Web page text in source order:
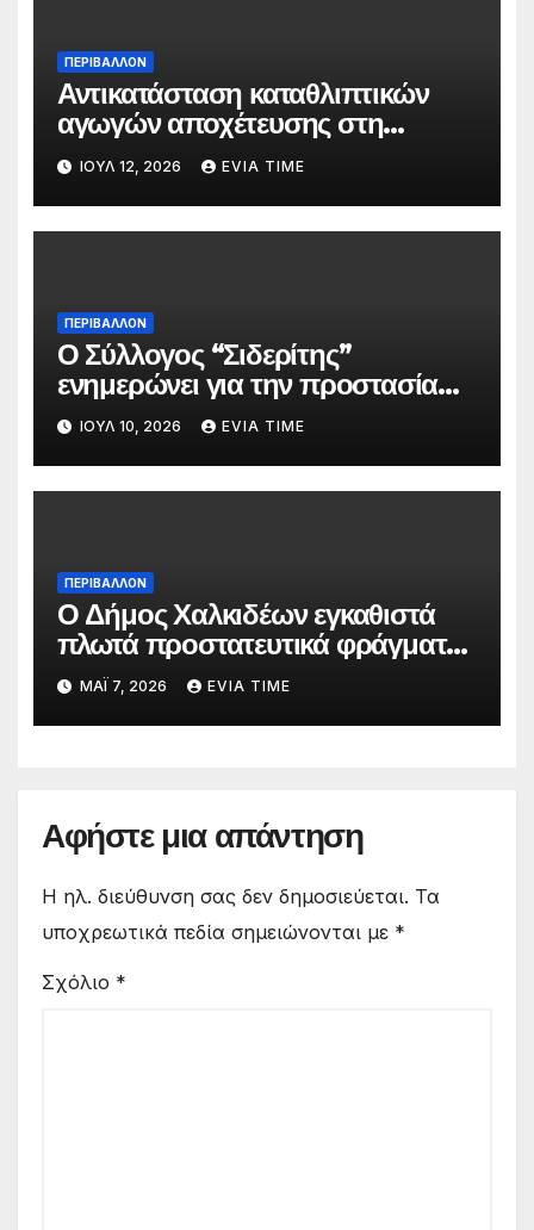
ΠΕΡΙΒΑΛΛΟΝ
Αντικατάσταση καταθλιπτικών
αγωγών αποχέτευσης στη
Χαλκίδα τον Αύγουστο
ΙΟΎΛ 12, 2026 EVIA TIME
ΠΕΡΙΒΑΛΛΟΝ
Ο Σύλλογος “Σιδερίτης”
ενημερώνει για την προστασία
προσωπικών δεδομένων
ΙΟΎΛ 10, 2026 EVIA TIME
ΠΕΡΙΒΑΛΛΟΝ
Ο Δήμος Χαλκιδέων εγκαθιστά
πλωτά προστατευτικά φράγματα
στις παραλίες του
ΜΆΙ 7, 2026 EVIA TIME
Αφήστε μια απάντηση
Η ηλ. διεύθυνση σας δεν δημοσιεύεται. Τα
υποχρεωτικά πεδία σημειώνονται με *
Σχόλιο *